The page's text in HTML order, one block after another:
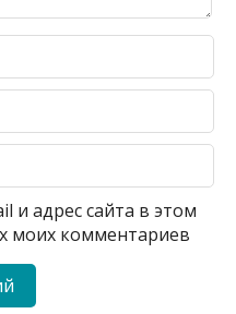
и адрес сайта в этом
моих комментариев